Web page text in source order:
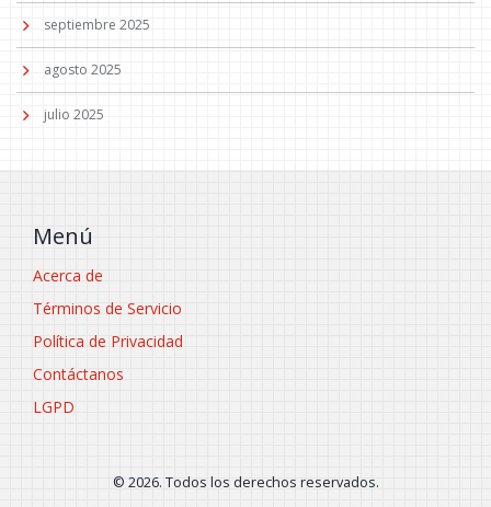
septiembre 2025
agosto 2025
julio 2025
Menú
Acerca de
Términos de Servicio
Política de Privacidad
Contáctanos
LGPD
© 2026. Todos los derechos reservados.